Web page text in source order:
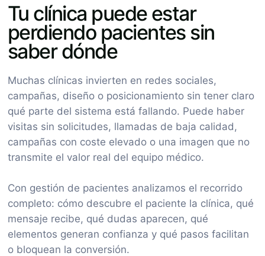
Tu clínica puede estar
perdiendo pacientes sin
saber dónde
Muchas clínicas invierten en redes sociales,
campañas, diseño o posicionamiento sin tener claro
qué parte del sistema está fallando. Puede haber
visitas sin solicitudes, llamadas de baja calidad,
campañas con coste elevado o una imagen que no
transmite el valor real del equipo médico.
Con gestión de pacientes analizamos el recorrido
completo: cómo descubre el paciente la clínica, qué
mensaje recibe, qué dudas aparecen, qué
elementos generan confianza y qué pasos facilitan
o bloquean la conversión.